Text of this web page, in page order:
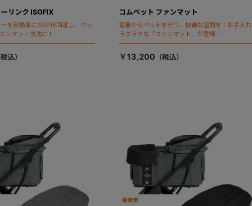
リンク ISOFIX
を自動車にISOFIX固定し、ペッ
ンタン・快適に！
コムペット ファンマット
猛暑からペットを守り、快適な空間を！お手入れ
ラクラクな「ファンマット」が登場！
￥13,200